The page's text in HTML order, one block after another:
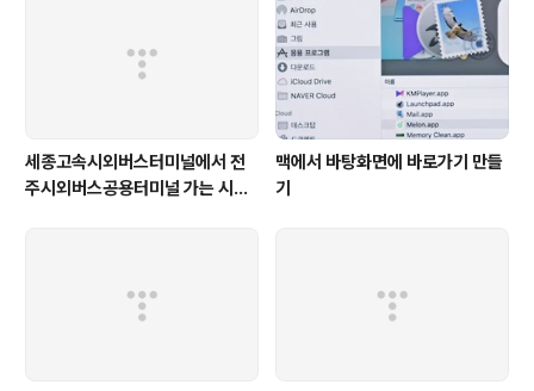
세종고속시외버스터미널에서 전
주시외버스공용터미널 가는 시외
맥에서 바탕화면에 바로가기 만들
기